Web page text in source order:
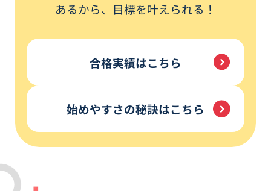
あるから、 目標を叶えられる！
合格実績はこちら
始めやすさの秘訣はこちら